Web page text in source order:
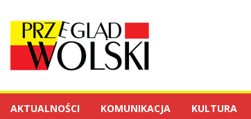
AKTUALNOŚCI KOMUNIKACJA KULTURA